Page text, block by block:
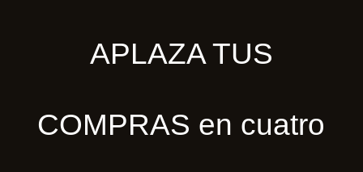
APLAZA TUS
COMPRAS en cuatro